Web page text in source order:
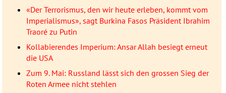
«Der Terrorismus, den wir heute erleben, kommt vom
Imperialismus», sagt Burkina Fasos Präsident Ibrahim
Traoré zu Putin
Kollabierendes Imperium: Ansar Allah besiegt erneut
die USA
Zum 9. Mai: Russland lässt sich den grossen Sieg der
Roten Armee nicht stehlen